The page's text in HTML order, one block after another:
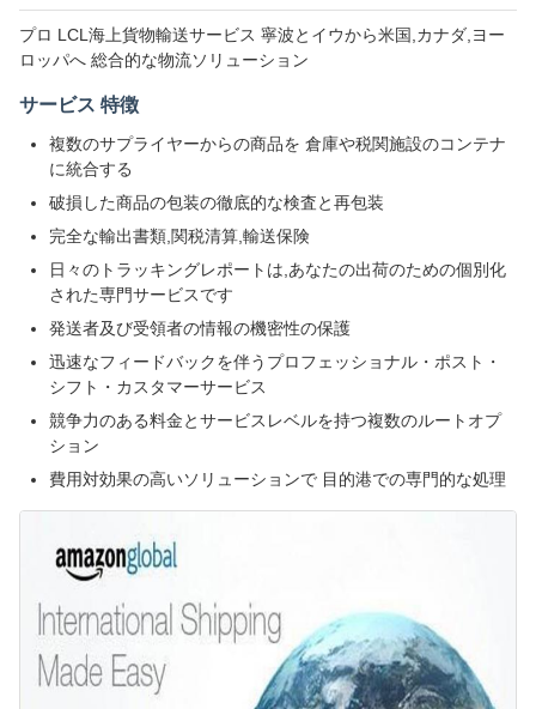
プロ LCL海上貨物輸送サービス 寧波とイウから米国,カナダ,ヨー
ロッパへ 総合的な物流ソリューション
サービス 特徴
複数のサプライヤーからの商品を 倉庫や税関施設のコンテナ
に統合する
破損した商品の包装の徹底的な検査と再包装
完全な輸出書類,関税清算,輸送保険
日々のトラッキングレポートは,あなたの出荷のための個別化
された専門サービスです
発送者及び受領者の情報の機密性の保護
迅速なフィードバックを伴うプロフェッショナル・ポスト・
シフト・カスタマーサービス
競争力のある料金とサービスレベルを持つ複数のルートオプ
ション
費用対効果の高いソリューションで 目的港での専門的な処理